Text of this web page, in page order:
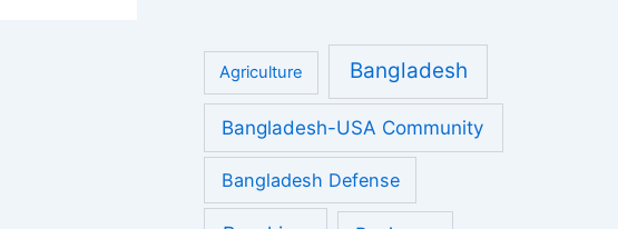
Agriculture Bangladesh
Bangladesh-USA Community
Bangladesh Defense